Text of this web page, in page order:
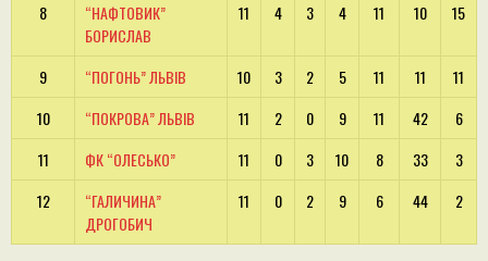
8
“НАФТОВИК”
БОРИСЛАВ
11 4 3 4 11 10 15
9 “ПОГОНЬ” ЛЬВІВ 10 3 2 5 11 11
11
10
“ПОКРОВА” ЛЬВІВ 11 2 0 9 11 42
6
11
ФК “ОЛЕСЬКО” 11 0 3 10 8 33
3
12
“ГАЛИЧИНА”
ДРОГОБИЧ
11 0 2 9 6 44 2